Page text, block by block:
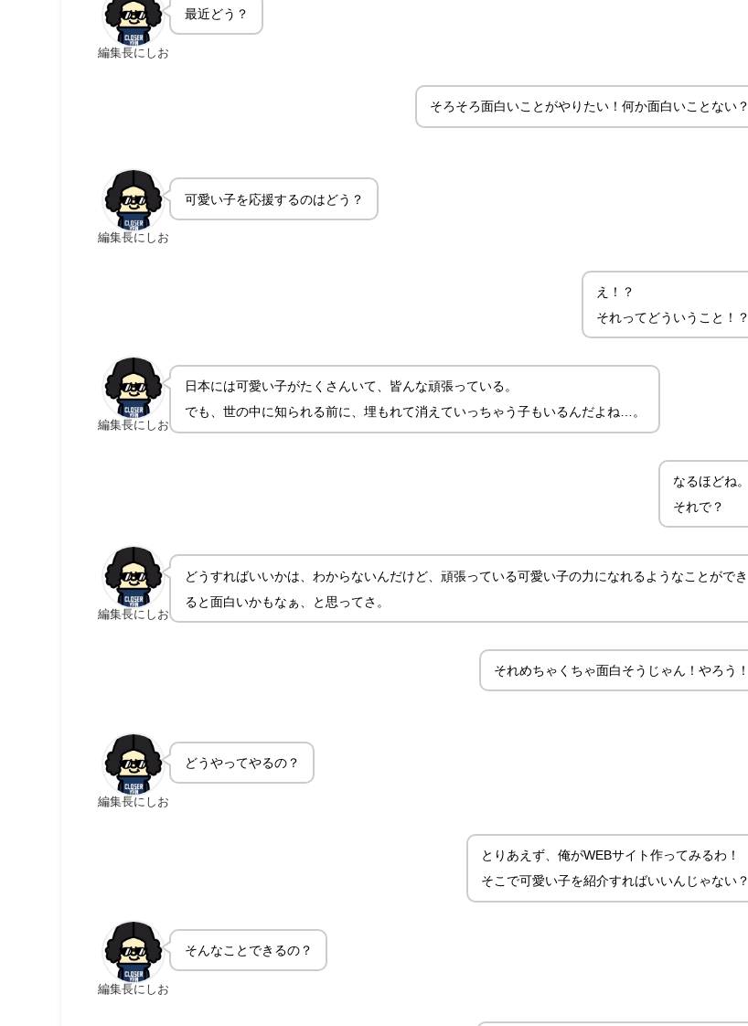
編集長にしお
最近どう？
そろそろ面白いことがやりたい！何か面白いことない？
編集長にしお
可愛い子を応援するのはどう？
え！？
それってどういうこと！？
編集長にしお
日本には可愛い子がたくさんいて、皆んな頑張っている。
でも、世の中に知られる前に、埋もれて消えていっちゃう子もいるんだよね…。
なるほどね。
それで？
編集長にしお
どうすればいいかは、わからないんだけど、頑張っている可愛い子の力になれるようなことができ
ると面白いかもなぁ、と思ってさ。
それめちゃくちゃ面白そうじゃん！やろう！
編集長にしお
どうやってやるの？
とりあえず、俺がWEBサイト作ってみるわ！
そこで可愛い子を紹介すればいいんじゃない？
編集長にしお
そんなことできるの？